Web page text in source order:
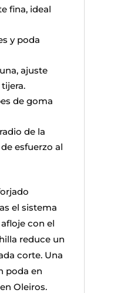
fina, ideal
y poda
ajuste
de goma
de la
esfuerzo al
el sistema
con el
reduce un
corte. Una
poda en
Oleiros.